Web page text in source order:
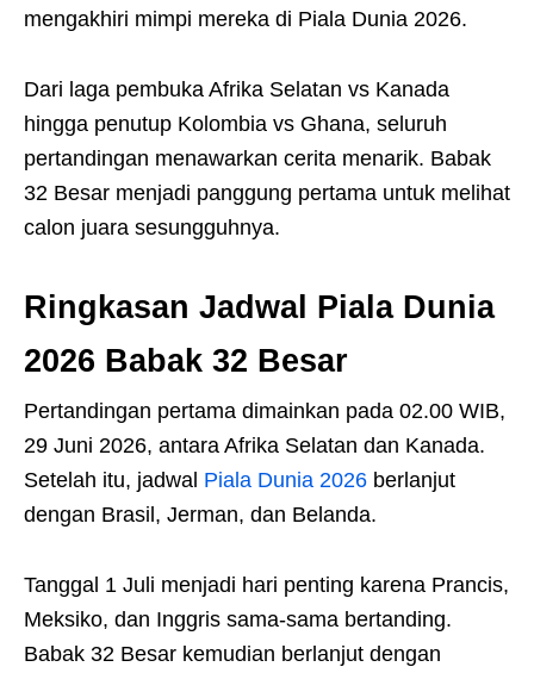
mengakhiri mimpi mereka di Piala Dunia 2026.
Dari laga pembuka Afrika Selatan vs Kanada
hingga penutup Kolombia vs Ghana, seluruh
pertandingan menawarkan cerita menarik. Babak
32 Besar menjadi panggung pertama untuk melihat
calon juara sesungguhnya.
Ringkasan Jadwal Piala Dunia
2026 Babak 32 Besar
Pertandingan pertama dimainkan pada 02.00 WIB,
29 Juni 2026, antara Afrika Selatan dan Kanada.
Setelah itu, jadwal Piala Dunia 2026 berlanjut
dengan Brasil, Jerman, dan Belanda.
Tanggal 1 Juli menjadi hari penting karena Prancis,
Meksiko, dan Inggris sama-sama bertanding.
Babak 32 Besar kemudian berlanjut dengan